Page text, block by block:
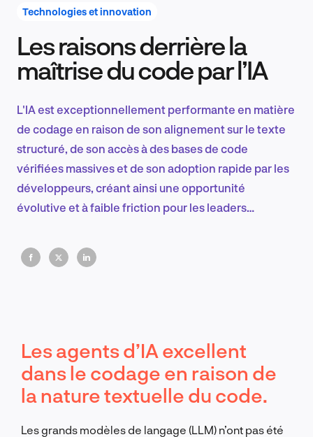
Recherche et conception produit
Tendances sectorielles
EN
Technologies et innovation
Les raisons derrière la
maîtrise du code par l’IA
L'IA est exceptionnellement performante en matière
de codage en raison de son alignement sur le texte
structuré, de son accès à des bases de code
vérifiées massives et de son adoption rapide par les
développeurs, créant ainsi une opportunité
évolutive et à faible friction pour les leaders
réduire la traînée opérationnelle.
Les agents d’IA excellent
dans le codage en raison de
la nature textuelle du code.
Les grands modèles de langage (LLM) n’ont pas été